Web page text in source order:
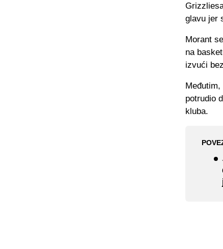
glavu jer
Morant
na
izvući
potrudio
kluba.